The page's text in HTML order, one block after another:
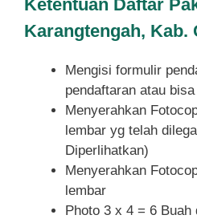
Ketentuan Daftar
Karangtengah, Kab.
Mengisi formulir
pendaftaran atau bisa
Menyerahkan
lembar yg telah
Diperlihatkan)
Menyerahkan
lembar
Photo 3 x 4 = 6 Buah